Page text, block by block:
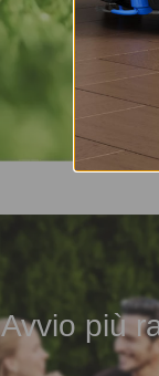
Avvio più